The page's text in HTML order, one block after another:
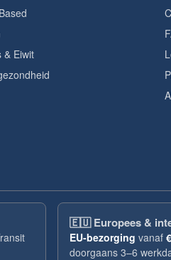
& Eiwit
🇪🇺Europees &
EU-bezorging vanaf
doorgaans 3–6